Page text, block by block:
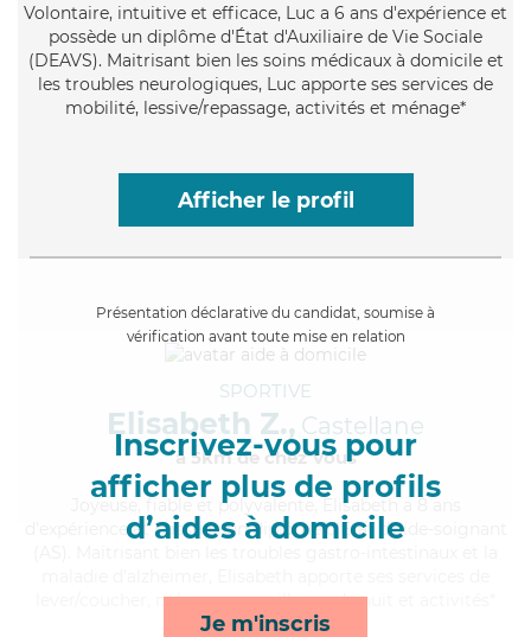
Volontaire, intuitive et efficace, Luc a 6 ans d'expérience et
possède un diplôme d'État d'Auxiliaire de Vie Sociale
(DEAVS). Maitrisant bien les soins médicaux à domicile et
les troubles neurologiques, Luc apporte ses services de
mobilité, lessive/repassage, activités et ménage*
Afficher le profil
Présentation déclarative du candidat, soumise à
vérification avant toute mise en relation
Inscrivez-vous pour
afficher plus de profils
d’aides à domicile
Je m'inscris
SPORTIVE
Elisabeth Z., Castellane
à 5km de chez Vous
, fiable et polyvalente, Elisabeth a 8 ans
d'expérience et possède un diplôme d'Etat d'aide-soignant
lever/coucher, ménage, surveillance de nuit et activités*